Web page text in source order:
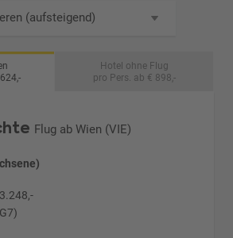
(aufsteigend)
Hotel ohne Flug
pro Pers. ab € 898,-
Flug ab Wien (VIE)